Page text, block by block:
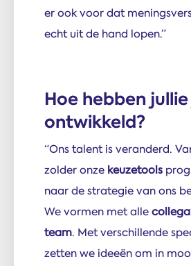
er ook voor dat
echt uit de hand lopen.”
Hoe hebben
ontwikkeld?
“Ons talent is veranderd.
zolder onze keuzetools
naar de strategie van ons
We vormen met alle
team. Met verschillende
zetten we ideeën om in